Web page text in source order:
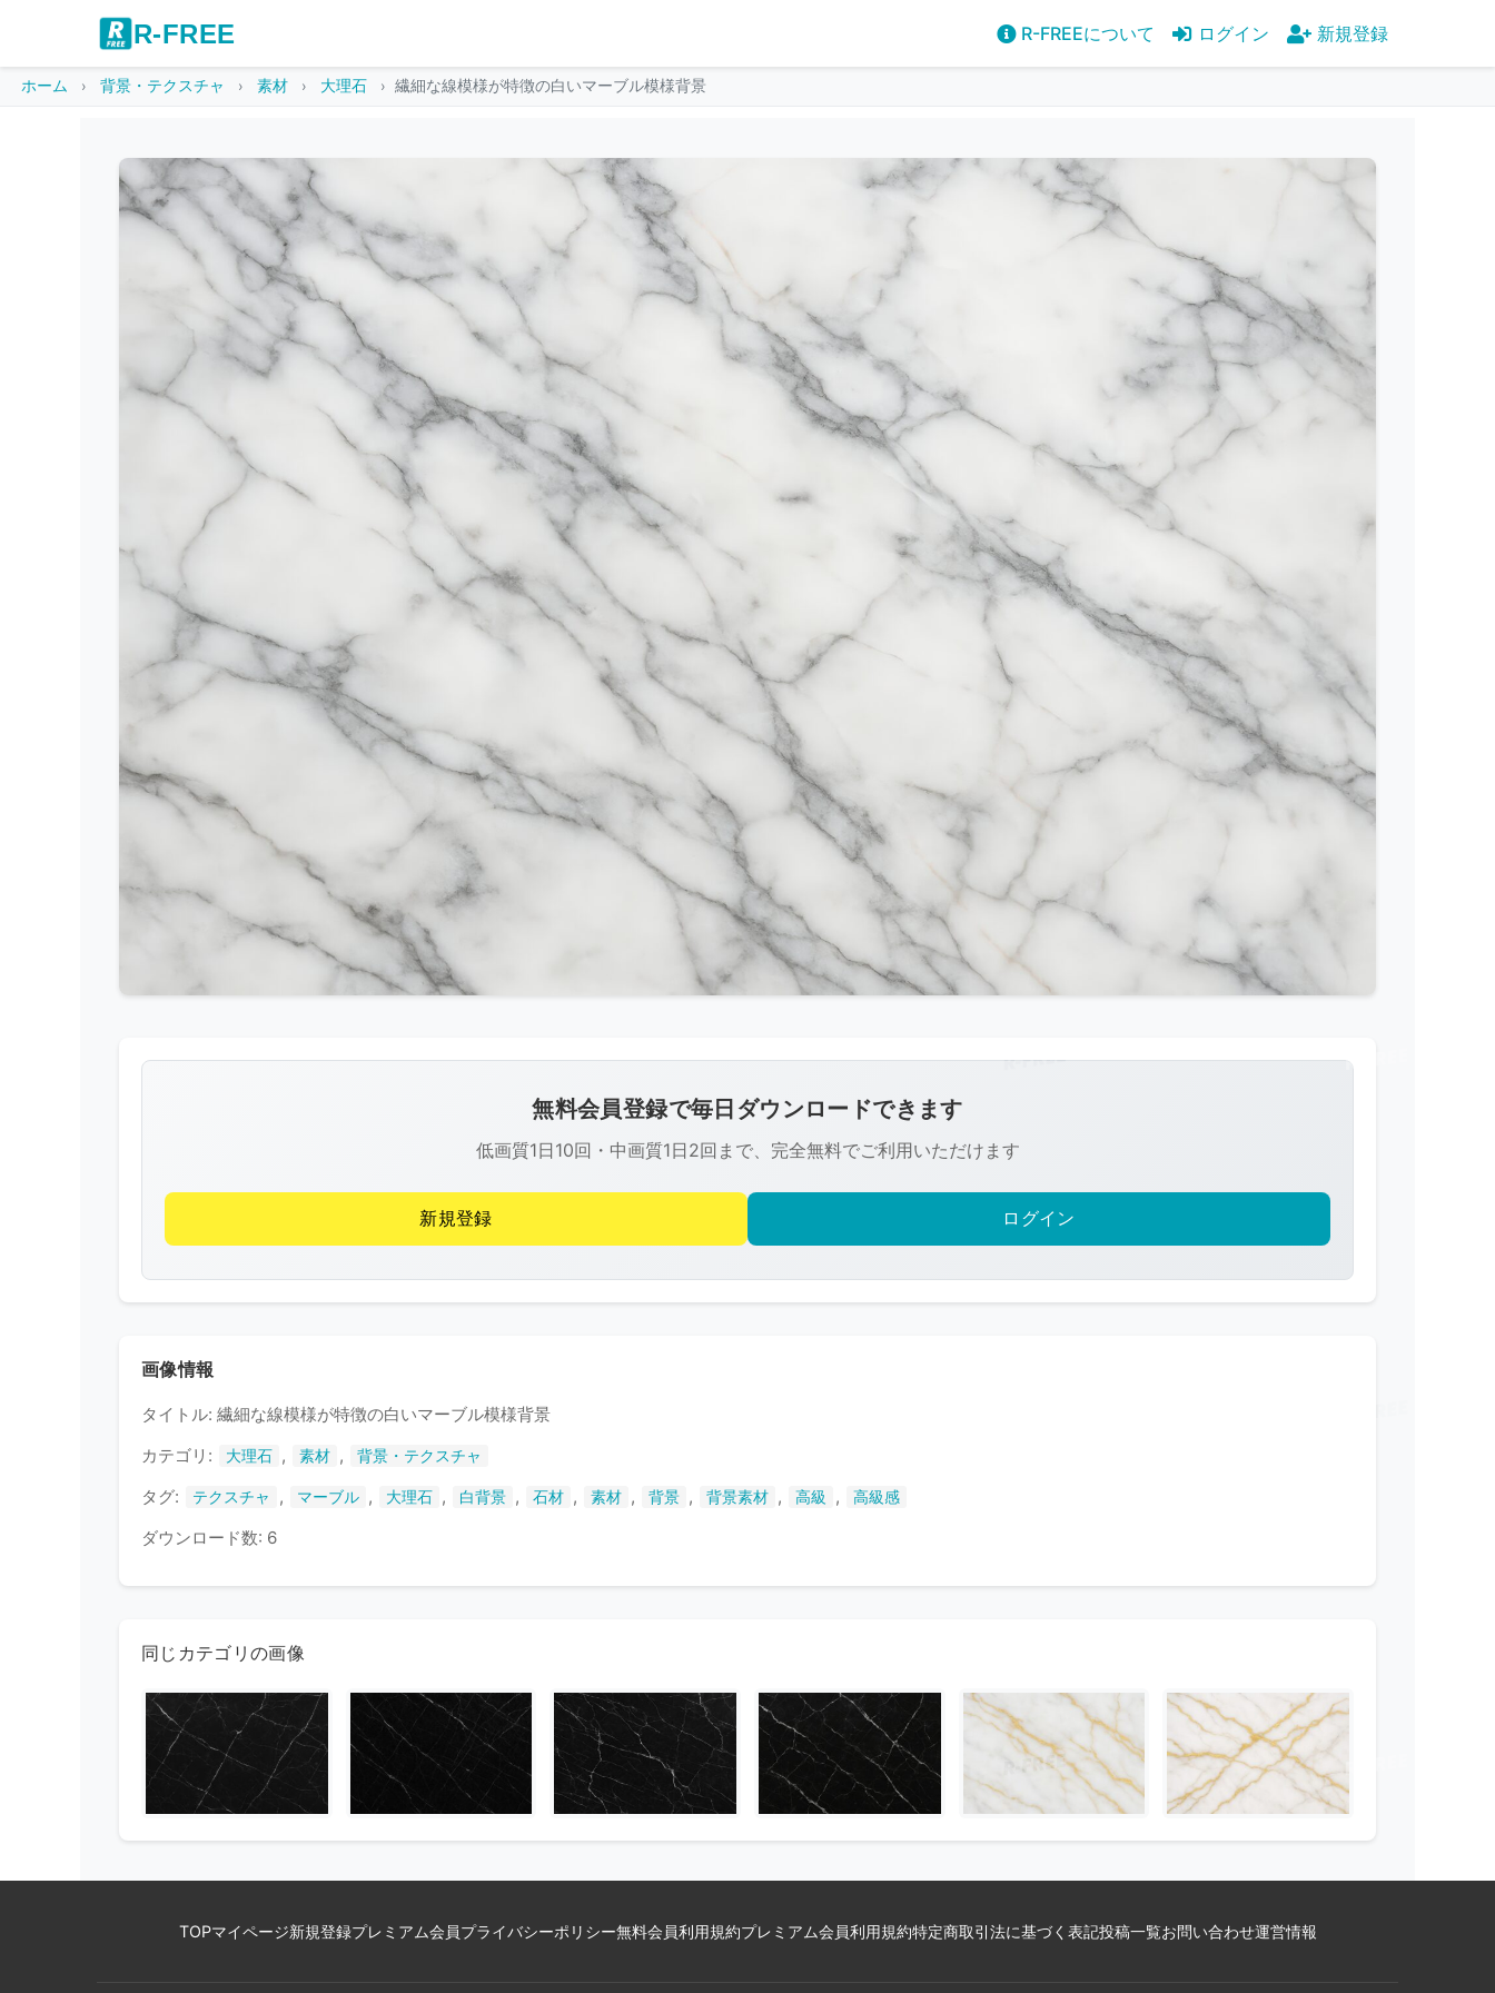
R-FREE R-FREEについて ログイン 新規登録
ホーム 背景・テクスチャ 素材 大理石 繊細な線模様が特徴の白いマーブル模様背景
像
R-
FREE
著
作
権
て
無料会員登録で毎日ダウンロードできます
低画質1日10回・中画質1日2回まで、完全無料でご利用いただけます
新規登録 ログイン
画像情報
タイトル: 繊細な線模様が特徴の白いマーブル模様背景
カテゴリ:
大理石 , 素材 , 背景・テクスチャ
タグ: テクスチャ , マーブル , 大理石 , 白背景 , 石材 , 素材 , 背景 , 背景素材 , 高級 , 高級感
ダウンロード数: 6
同じカテゴリの画像
TOPマイページ新規登録プレミアム会員プライバシーポリシー無料会員利用規約プレミアム会員利用規約特定商取引法に基づく表記投稿一覧お問い合わせ運営情報